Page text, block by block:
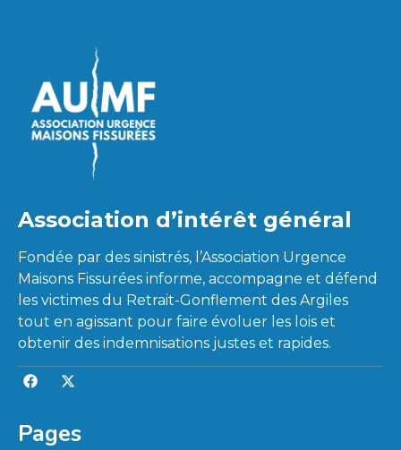
Association d’intérêt général
Fondée par des sinistrés, l’Association Urgence
Maisons Fissurées informe, accompagne et défend
les victimes du Retrait-Gonflement des Argiles
tout en agissant pour faire évoluer les lois et
obtenir des indemnisations justes et rapides.
Pages